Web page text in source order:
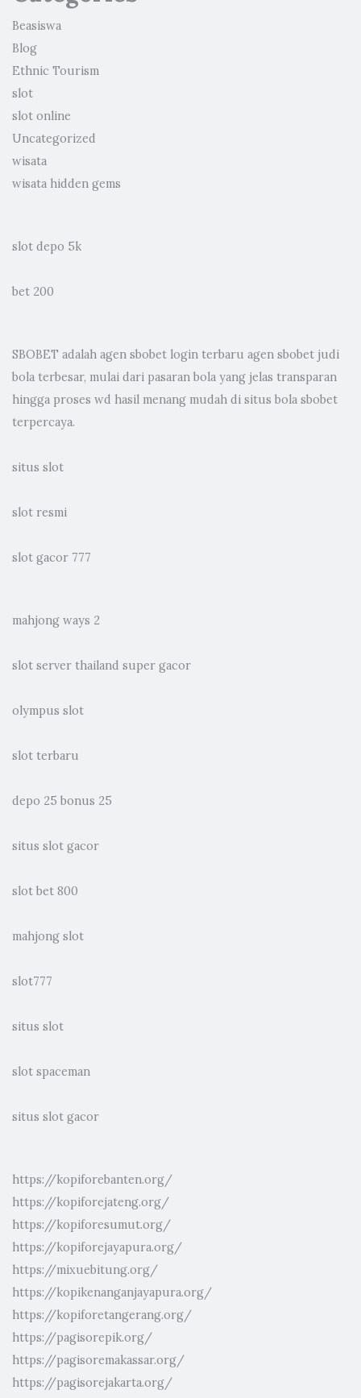
Beasiswa
Blog
Ethnic Tourism
slot
slot online
Uncategorized
wisata
wisata hidden gems
slot depo 5k
bet 200
SBOBET adalah agen sbobet login terbaru agen sbobet judi
bola terbesar, mulai dari pasaran bola yang jelas transparan
hingga proses wd hasil menang mudah di situs bola sbobet
terpercaya.
situs slot
slot resmi
slot gacor 777
mahjong ways 2
slot server thailand super gacor
olympus slot
slot terbaru
depo 25 bonus 25
situs slot gacor
slot bet 800
mahjong slot
slot777
situs slot
slot spaceman
situs slot gacor
https://kopiforebanten.org/
https://kopiforejateng.org/
https://kopiforesumut.org/
https://kopiforejayapura.org/
https://mixuebitung.org/
https://kopikenanganjayapura.org/
https://kopiforetangerang.org/
https://pagisorepik.org/
https://pagisoremakassar.org/
https://pagisorejakarta.org/